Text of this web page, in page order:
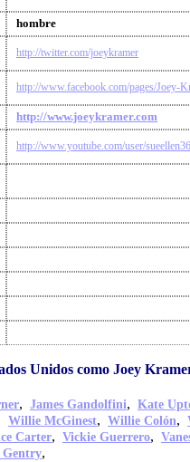
hombre
http://twitter.com/joeykramer
http://www.facebook.com/pages/Joey-
http://www.joeykramer.com
http://www.youtube.com/user/
Unidos como Joey
, James Gandolfini, Kate
Willie McGinest, Willie Colón,
Carter, Vickie Guerrero,
Gentry,